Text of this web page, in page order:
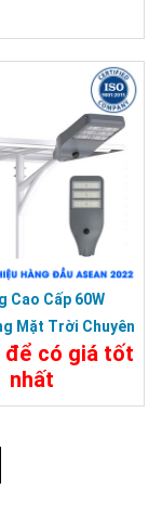
Cao Cấp 60W
Mặt Trời Chuyên
Dự Án
để có giá tốt
nhất